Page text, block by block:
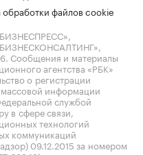
обработки файлов cookie
. Сообщения и материалы
агентства «РБК»
о регистрации
массовой информации
службой
в сфере связи,
технологий
коммуникаций
09.12.2015 за номером